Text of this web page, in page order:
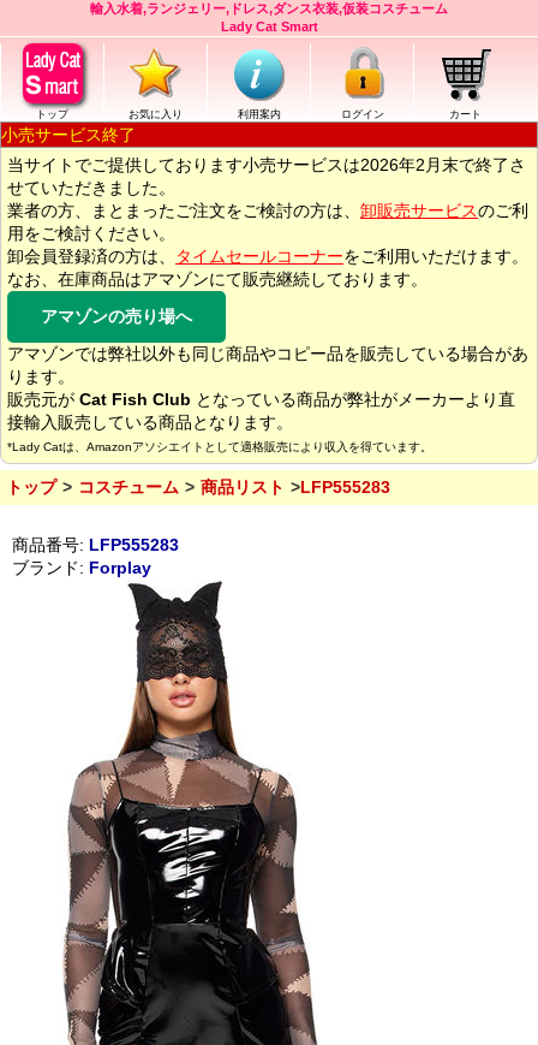
輸入水着,ランジェリー,ドレス,ダンス衣装,仮装コスチューム
Lady Cat Smart
トップ お気に入り 利用案内 ログイン カート
小売サービス終了
当サイトでご提供しております小売サービスは2026年2月末で終了さ
せていただきました。
業者の方、まとまったご注文をご検討の方は、 卸販売サービスのご利
用をご検討ください。
卸会員登録済の方は、
タイムセールコーナーをご利用いただけます。
なお、在庫商品はアマゾンにて販売継続しております。
アマゾンの売り場へ
アマゾンでは弊社以外も同じ商品やコピー品を販売している場合があ
ります。
販売元が Cat Fish Club となっている商品が弊社がメーカーより直
接輸入販売している商品となります。
*Lady Catは、Amazonアソシエイトとして適格販売により収入を得ています。
トップ コスチューム 商品リスト LFP555283
商品番号: LFP555283
ブランド: Forplay